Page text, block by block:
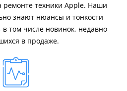
ремонте техники Apple. Наши
знают нюансы и тонкости
в том числе новинок, недавно
в продаже.